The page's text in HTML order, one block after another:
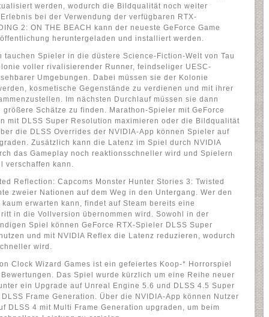
werden, wodurch die Bildqualität noch weiter
bei der Verwendung der verfügbaren RTX-
2: ON THE BEACH kann der neueste GeForce Game
heruntergeladen und installiert werden.
tauchen Spieler in die düstere Science-Fiction-Welt von Tau
voller rivalisierender Runner, feindseliger UESC-
Umgebungen. Dabei müssen sie der Kolonie
kosmetische Gegenstände zu verdienen und mit ihrer
Im nächsten Durchlauf müssen sie dann
Schätze zu finden. Marathon-Spieler mit GeForce
mit DLSS Super Resolution maximieren oder die Bildqualität
die DLSS Overrides der NVIDIA-App können Spieler auf
Zusätzlich kann die Latenz im Spiel durch NVIDIA
das Gameplay noch reaktionsschneller wird und Spielern
verschaffen kann.
Reflection: Capcoms Monster Hunter Stories 3: Twisted
zweier Nationen auf dem Weg in den Untergang. Wer den
erwarten kann, findet auf Steam bereits eine
in die Vollversion übernommen wird. Sowohl in der
Spiel können GeForce RTX-Spieler DLSS Super
und mit NVIDIA Reflex die Latenz reduzieren, wodurch
wird.
Clock Wizard Games ist ein gefeiertes Koop-* Horrorspiel
Das Spiel wurde kürzlich um eine Reihe neuer
ein Upgrade auf Unreal Engine 5.6 und DLSS 4.5 Super
Frame Generation. Über die NVIDIA-App können Nutzer
DLSS 4 mit Multi Frame Generation upgraden, um beim